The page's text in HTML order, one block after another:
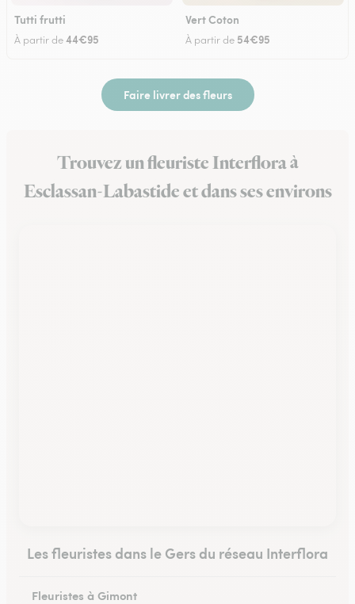
Tutti frutti
À partir de44€95
Vert Coton
À partir de 54€95
Faire livrer des fleurs
Trouvez un fleuriste Interflora à
Esclassan-Labastide et dans ses environs
Les fleuristes dans le Gers du réseau Interflora
Fleuristes à Gimont